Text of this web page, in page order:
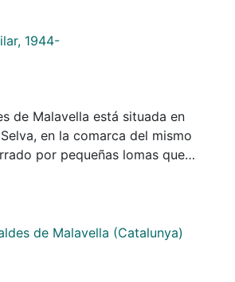
1944-
de Malavella está situada en
en la comarca del mismo
por pequeñas lomas que
de la del río :Tordera. La riera
urbano existen dos yacimientos
Puig de los Animes y El Turó de
Los restos arqueológicos
de Malavella (Catalunya)